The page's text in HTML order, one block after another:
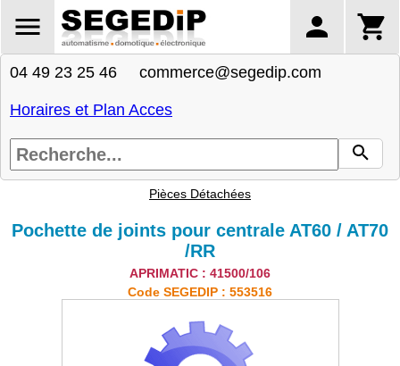
04 49 23 25 46 commerce@segedip.com
Horaires et Plan Acces
Pièces Détachées
Pochette de joints pour centrale AT60 / AT70
/RR
APRIMATIC : 41500/106
Code SEGEDIP : 553516